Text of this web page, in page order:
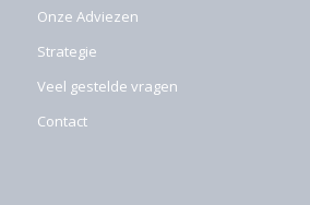
Onze Adviezen
Strategie
Veel gestelde vragen
Contact